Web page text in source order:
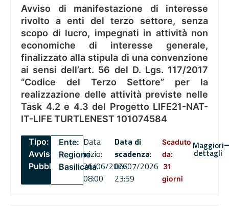
Avviso di manifestazione di interesse
rivolto a enti del terzo settore, senza
scopo di lucro, impegnati in attività non
economiche di interesse generale,
finalizzato alla stipula di una convenzione
ai sensi dell’art. 56 del D. Lgs. 117/2017
“Codice del Terzo Settore” per la
realizzazione delle attività previste nelle
Task 4.2 e 4.3 del Progetto LIFE21-NAT-
IT-LIFE TURTLENEST 101074584
Tipo:
Avviso
Pubblico
Ente:
Regione
Basilicata
Data
inizio:
26/06/2026
08:00
Data di
scadenza:
06/07/2026
23:59
Scaduto
da:
31
giorni
Maggiori
dettagli